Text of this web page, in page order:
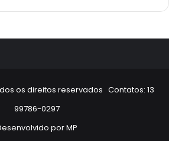
os direitos reservados Contatos: 13
99786-0297
porMP